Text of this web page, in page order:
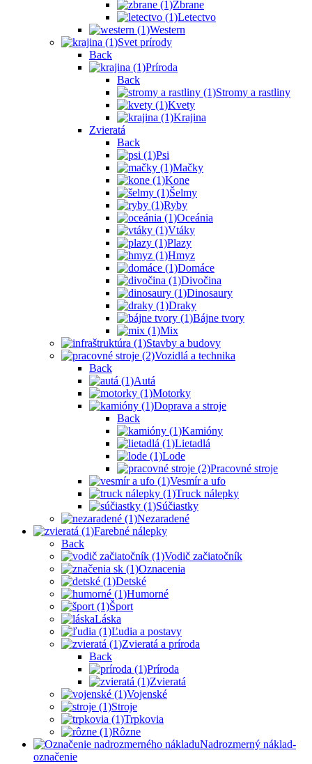
Zbrane
Letectvo
Western
Svet prírody
Back
Príroda
Back
Stromy a rastliny
Kvety
Krajina
Zvieratá
Back
Psi
Mačky
Kone
Šelmy
Ryby
Oceánia
Vtáky
Plazy
Hmyz
Domáce
Divočina
Dinosaury
Draky
Bájne tvory
Mix
Stavby a budovy
Vozidlá a technika
Back
Autá
Motorky
Doprava a stroje
Back
Kamióny
Lietadlá
Lode
Pracovné stroje
Vesmír a ufo
Truck nálepky
Súčiastky
Nezaradené
Farebné nálepky
Back
Vodič začiatočník
Oznacenia
Detské
Humorné
Šport
Láska
Ľudia a postavy
Zvieratá a príroda
Back
Príroda
Zvieratá
Vojenské
Stroje
Trpkovia
Rôzne
Nadrozmerný náklad-
označenie